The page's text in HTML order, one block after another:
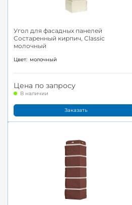
Угол для фасадных панелей
Состаренный кирпич, Classic
молочный
Цвет: молочный
Цена по запросу
В наличии
Заказать